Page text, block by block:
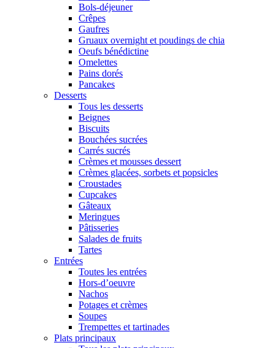
Bols-déjeuner
Crêpes
Gaufres
Gruaux overnight et poudings de chia
Oeufs bénédictine
Omelettes
Pains dorés
Pancakes
Desserts
Tous les desserts
Beignes
Biscuits
Bouchées sucrées
Carrés sucrés
Crèmes et mousses dessert
Crèmes glacées, sorbets et popsicles
Croustades
Cupcakes
Gâteaux
Meringues
Pâtisseries
Salades de fruits
Tartes
Entrées
Toutes les entrées
Hors-d’oeuvre
Nachos
Potages et crèmes
Soupes
Trempettes et tartinades
Plats principaux